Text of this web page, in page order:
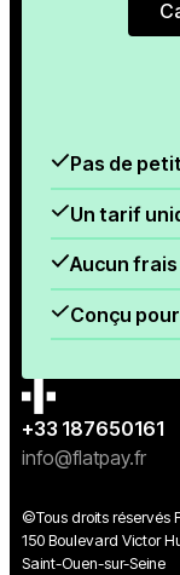
Pas de
Un tarif
Aucun
Conçu
+33 187650161
info@flatpay.fr
©Tous droits réservés
150 Boulevard Victor
Saint-Ouen-sur-Seine